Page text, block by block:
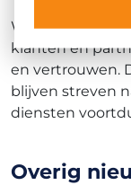
Wij uiten onze
klanten en
en vertrouwen.
blijven streven
diensten
Overig